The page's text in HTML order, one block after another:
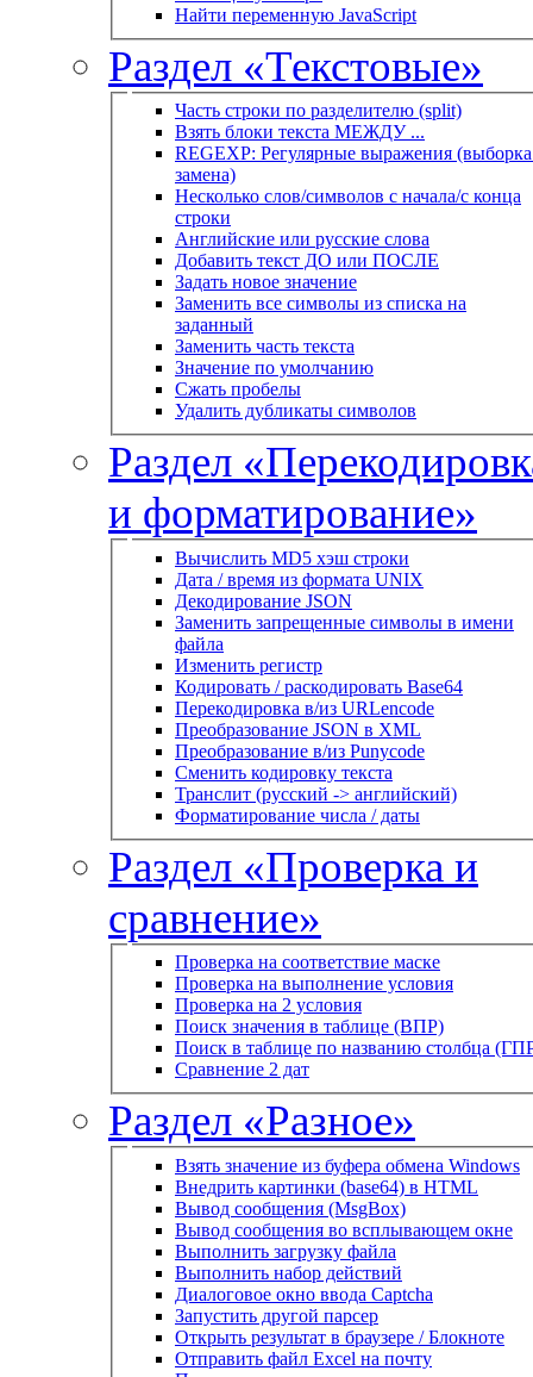
Найти переменную JavaScript
Раздел «Текстовые»
Часть строки по разделителю (split)
Взять блоки текста МЕЖДУ ...
REGEXP: Регулярные выражения
замена)
Несколько слов/символов с начала/с конца
строки
Английские или русские слова
Добавить текст ДО или ПОСЛЕ
Задать новое значение
Заменить все символы из списка на
заданный
Заменить часть текста
Значение по умолчанию
Сжать пробелы
Удалить дубликаты символов
Раздел
и форматирование»
Вычислить MD5 хэш строки
Дата / время из формата UNIX
Декодирование JSON
Заменить запрещенные символы в имени
файла
Изменить регистр
Кодировать / раскодировать Base64
Перекодировка в/из URLencode
Преобразование JSON в XML
Преобразование в/из Punycode
Сменить кодировку текста
Транслит (русский -> английский)
Форматирование числа / даты
Раздел «Проверка и
сравнение»
Проверка на соответствие маске
Проверка на выполнение условия
Проверка на 2 условия
Поиск значения в таблице (ВПР)
Поиск в таблице по названию столбца
Сравнение 2 дат
Раздел «Разное»
Взять значение из буфера обмена Windows
Внедрить картинки (base64) в HTML
Вывод сообщения (MsgBox)
Вывод сообщения во всплывающем окне
Выполнить загрузку файла
Выполнить набор действий
Диалоговое окно ввода Captcha
Запустить другой парсер
Открыть результат в браузере / Блокноте
Отправить файл Excel на почту